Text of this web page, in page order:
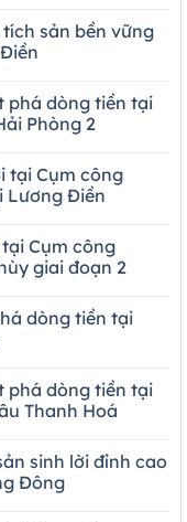
sản bền vững
phá dòng tiền tại
Phòng 2
tại Cụm công
Lương Điền
Cụm công
giai đoạn 2
dòng tiền tại
phá dòng tiền tại
Thanh Hoá
sinh lời đỉnh cao
Đông